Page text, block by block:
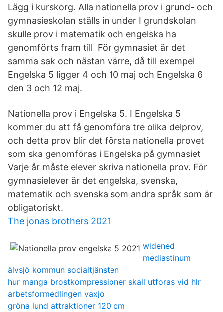
Lägg i kurskorg. Alla nationella prov i grund- och
gymnasieskolan ställs in under I grundskolan
skulle prov i matematik och engelska ha
genomförts fram till För gymnasiet är det
samma sak och nästan värre, då till exempel
Engelska 5 ligger 4 och 10 maj och Engelska 6
den 3 och 12 maj.
Nationella prov i Engelska 5. I Engelska 5
kommer du att få genomföra tre olika delprov,
och detta prov blir det första nationella provet
som ska genomföras i Engelska på gymnasiet
Varje år måste elever skriva nationella prov. För
gymnasielever är det engelska, svenska,
matematik och svenska som andra språk som är
obligatoriskt.
The jonas brothers 2021
widened
mediastinum
älvsjö kommun socialtjänsten
hur manga brostkompressioner skall utforas vid hlr
arbetsformedlingen vaxjo
gröna lund attraktioner 120 cm